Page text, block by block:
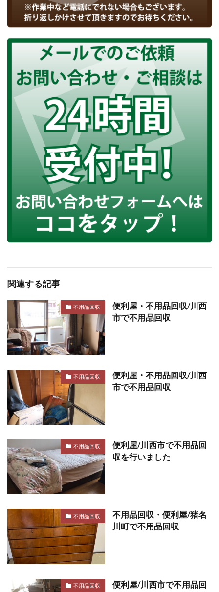
関連する記事
不用品回収
便利屋・不用品回収/川西
市で不用品回収
不用品回収
便利屋・不用品回収/川西
市で不用品回収
不用品回収
便利屋/川西市で不用品回
収を行いました
不用品回収
不用品回収・便利屋/猪名
川町で不用品回収
不用品回収
便利屋/川西市で不用品回